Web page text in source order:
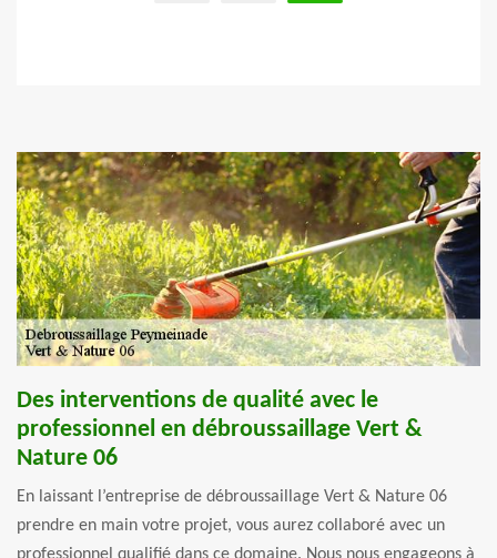
Des interventions de qualité avec le
professionnel en débroussaillage Vert &
Nature 06
En laissant l’entreprise de débroussaillage Vert & Nature 06
prendre en main votre projet, vous aurez collaboré avec un
professionnel qualifié dans ce domaine. Nous nous engageons à